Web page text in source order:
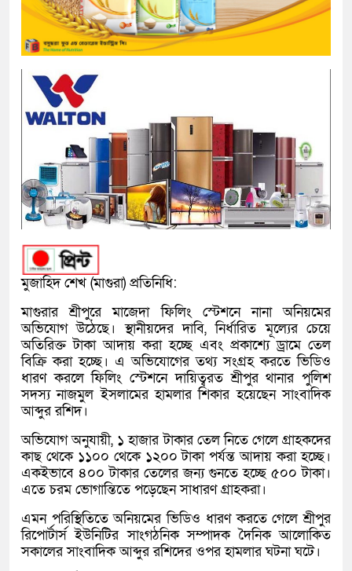
মুজাহিদ শেখ (মাগুরা) প্রতিনিধি:
মাগুরার শ্রীপুরে মাজেদা ফিলিং স্টেশনে নানা অনিয়মের
অভিযোগ উঠেছে। স্থানীয়দের দাবি, নির্ধারিত মূল্যের চেয়ে
অতিরিক্ত টাকা আদায় করা হচ্ছে এবং প্রকাশ্যে ড্রামে তেল
বিক্রি করা হচ্ছে। এ অভিযোগের তথ্য সংগ্রহ করতে ভিডিও
ধারণ করলে ফিলিং স্টেশনে দায়িত্বরত শ্রীপুর থানার পুলিশ
সদস্য নাজমুল ইসলামের হামলার শিকার হয়েছেন সাংবাদিক
আব্দুর রশিদ।
অভিযোগ অনুযায়ী, ১ হাজার টাকার তেল নিতে গেলে গ্রাহকদের
কাছ থেকে ১১০০ থেকে ১২০০ টাকা পর্যন্ত আদায় করা হচ্ছে।
একইভাবে ৪০০ টাকার তেলের জন্য গুনতে হচ্ছে ৫০০ টাকা।
এতে চরম ভোগান্তিতে পড়েছেন সাধারণ গ্রাহকরা।
এমন পরিস্থিতিতে অনিয়মের ভিডিও ধারণ করতে গেলে শ্রীপুর
রিপোর্টার্স ইউনিটির সাংগঠনিক সম্পাদক দৈনিক আলোকিত
সকালের সাংবাদিক আব্দুর রশিদের ওপর হামলার ঘটনা ঘটে।